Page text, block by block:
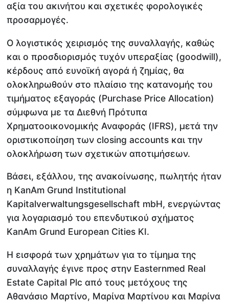
αξία του ακινήτου και σχετικές φορολογικές
προσαρμογές.
Ο λογιστικός χειρισμός της συναλλαγής, καθώς
και ο προσδιορισμός τυχόν υπεραξίας (goodwill),
κέρδους από ευνοϊκή αγορά ή ζημίας, θα
ολοκληρωθούν στο πλαίσιο της κατανομής του
τιμήματος εξαγοράς (Purchase Price Allocation)
σύμφωνα με τα Διεθνή Πρότυπα
Χρηματοοικονομικής Αναφοράς (IFRS), μετά την
οριστικοποίηση των closing accounts και την
ολοκλήρωση των σχετικών αποτιμήσεων.
Βάσει, εξάλλου, της ανακοίνωσης, πωλητής ήταν
η KanAm Grund Institutional
Kapitalverwaltungsgesellschaft mbH, ενεργώντας
για λογαριασμό του επενδυτικού σχήματος
KanAm Grund European Cities KI.
Η εισφορά των χρημάτων για το τίμημα της
συναλλαγής έγινε προς στην Easternmed Real
Estate Capital Plc από τους μετόχους της
Αθανάσιο Μαρτίνο, Μαρίνα Μαρτίνου και Μαρίνα